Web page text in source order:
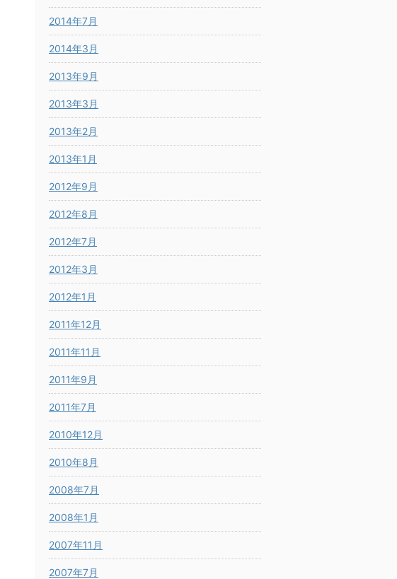
2014年7月
2014年3月
2013年9月
2013年3月
2013年2月
2013年1月
2012年9月
2012年8月
2012年7月
2012年3月
2012年1月
2011年12月
2011年11月
2011年9月
2011年7月
2010年12月
2010年8月
2008年7月
2008年1月
2007年11月
2007年7月